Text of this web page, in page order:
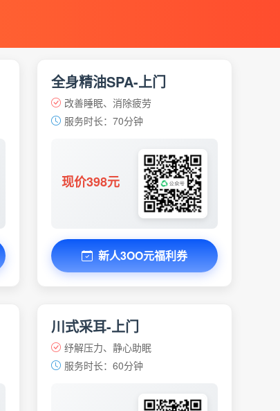
全身精油SPA-上门
改善睡眠、消除疲劳
服务时长：70分钟
现价398元
新人3OO元福利券
川式采耳-上门
纾解压力、静心助眠
服务时长：60分钟